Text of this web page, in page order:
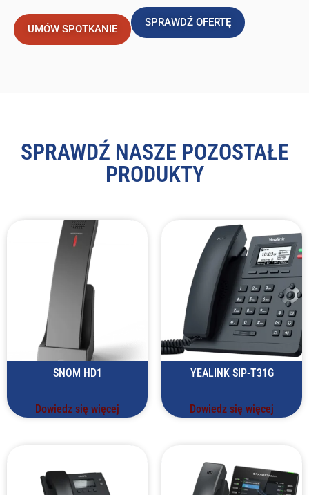
UMÓW SPOTKANIE
SPRAWDŹ OFERTĘ
SPRAWDŹ NASZE POZOSTAŁE
PRODUKTY
SNOM HD1
Dowiedz się więcej
YEALINK SIP-T31G
Dowiedz się więcej